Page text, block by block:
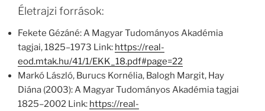
Életrajzi források:
Fekete Gézáné: A Magyar Tudományos Akadémia
tagjai, 1825–1973 Link: https://real-
eod.mtak.hu/41/1/EKK_18.pdf#page=22
Markó László, Burucs Kornélia, Balogh Margit, Hay
Diána (2003): A Magyar Tudományos Akadémia tagjai
1825–2002 Link: https://real-